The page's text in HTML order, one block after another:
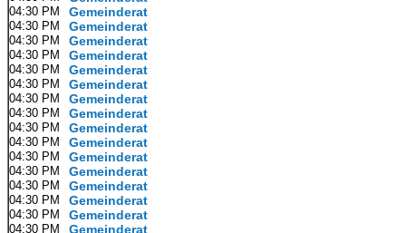
04:30 PM Gemeinderat
04:30 PM Gemeinderat
04:30 PM Gemeinderat
04:30 PM Gemeinderat
04:30 PM Gemeinderat
04:30 PM Gemeinderat
04:30 PM Gemeinderat
04:30 PM Gemeinderat
04:30 PM Gemeinderat
04:30 PM Gemeinderat
04:30 PM Gemeinderat
04:30 PM Gemeinderat
04:30 PM Gemeinderat
04:30 PM Gemeinderat
04:30 PM Gemeinderat
04:30 PM Gemeinderat